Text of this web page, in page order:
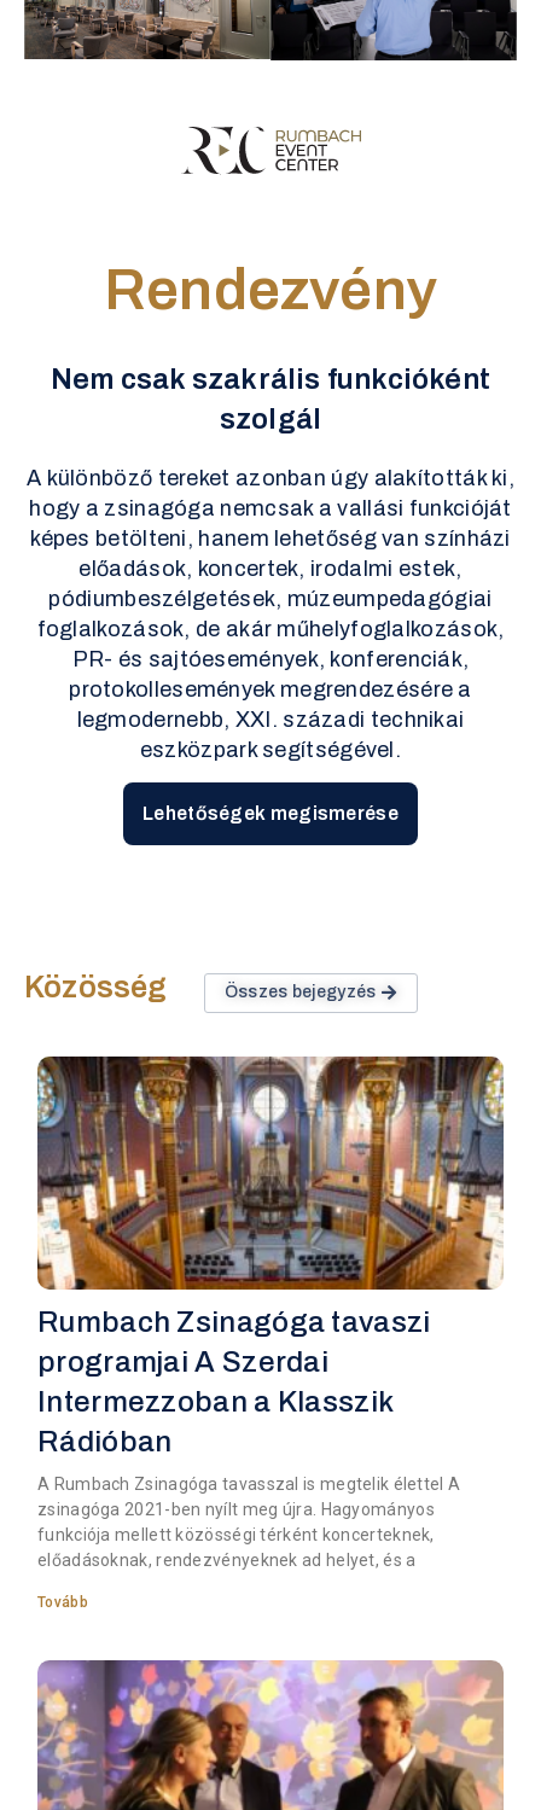
Rendezvény
Nem csak szakrális funkcióként
szolgál
A különböző tereket azonban úgy alakították ki,
hogy a zsinagóga nemcsak a vallási funkcióját
képes betölteni, hanem lehetőség van színházi
előadások, koncertek, irodalmi estek,
pódiumbeszélgetések, múzeumpedagógiai
foglalkozások, de akár műhelyfoglalkozások,
PR- és sajtóesemények, konferenciák,
protokollesemények megrendezésére a
legmodernebb, XXI. századi technikai
eszközpark segítségével.
Lehetőségek megismerése
Közösség Összes bejegyzés
Rumbach Zsinagóga tavaszi
programjai A Szerdai
Intermezzoban a Klasszik
Rádióban
A Rumbach Zsinagóga tavasszal is megtelik élettel A
zsinagóga 2021-ben nyílt meg újra. Hagyományos
funkciója mellett közösségi térként koncerteknek,
előadásoknak, rendezvényeknek ad helyet, és a
Tovább